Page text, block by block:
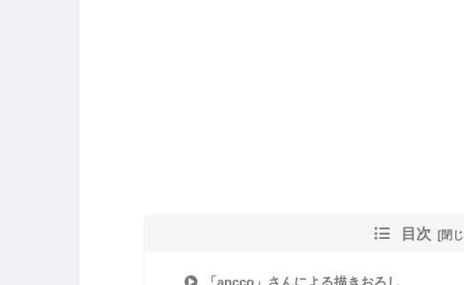
目次
「ancco」さんによる描きおろし